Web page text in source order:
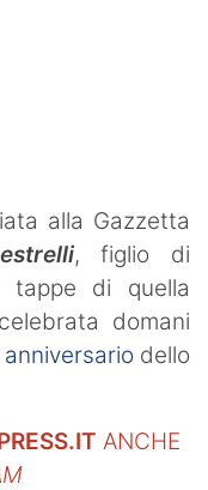
alla Gazzetta
, figlio di
tappe di quella
domani
anniversario dello
ANCHE